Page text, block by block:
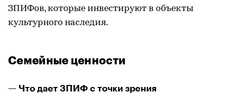
ЗПИФов, которые инвестируют в объекты
культурного наследия.
Семейные ценности
— Что дает ЗПИФ с точки зрения